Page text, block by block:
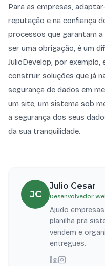
Para as empresas,
reputação e na confiança
processos que garantam a
ser uma obrigação, é um
JulioDevelop, por
construir soluções que já
segurança de dados em
um site, um sistema sob
a segurança dos seus
da sua tranquilidade.
JC
Julio Cesar
Desenvolvedor
Ajudo
planilha pra
vendem e
entregues.